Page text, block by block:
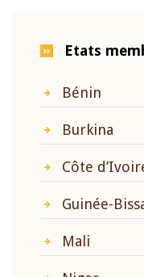
Etats
Bénin
Burkina
Côte
Guinée-
Mali